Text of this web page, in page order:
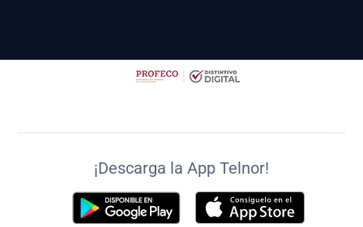
¡Descarga la App Telnor!